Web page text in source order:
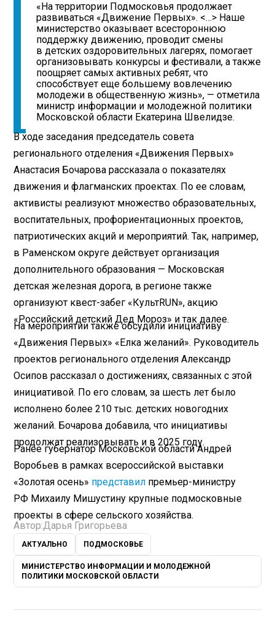
«На территории Подмосковья продолжает
развиваться «Движение Первых». <…> Наше
министерство оказывает всестороннюю
поддержку движению, проводит смены
в детских оздоровительных лагерях, помогает
организовывать конкурсы и фестивали, а также
поощряет самых активных ребят, что
способствует еще большему вовлечению
молодежи в общественную жизнь», — отметила
министр информации и молодежной политики
Московской области Екатерина Швелидзе.
В ходе заседания председатель совета
регионального отделения «Движения Первых»
Анастасия Бочарова рассказала о показателях
движения и флагманских проектах. По ее словам,
активисты реализуют множество образовательных,
воспитательных, профориентационных проектов,
патриотических акций и мероприятий. Так, например,
в Раменском округе действует организация
дополнительного образования — Московская
детская железная дорога, в регионе также
организуют квест-забег «КультRUN», акцию
«Российский детский Дед Мороз» и так далее.
На мероприятии также обсудили инициативу
«Движения Первых» «Елка желаний». Руководитель
проектов регионального отделения Александр
Осипов рассказал о достижениях, связанных с этой
инициативой. По его словам, за шесть лет было
исполнено более 210 тыс. детских новогодних
желаний. Бочарова добавила, что инициативы
продолжат реализовывать и в 2025 году.
Ранее губернатор Московской области Андрей
Воробьев в рамках всероссийской выставки
«Золотая осень» представил премьер-министру
РФ Михаилу Мишустину крупные подмосковные
проекты в сфере сельского хозяйства.
Автор:Дарья Григорьева
АКТУАЛЬНО ПОДМОСКОВЬЕ
МИНИСТЕРСТВО ИНФОРМАЦИИ И МОЛОДЕЖНОЙ
ПОЛИТИКИ МОСКОВСКОЙ ОБЛАСТИ